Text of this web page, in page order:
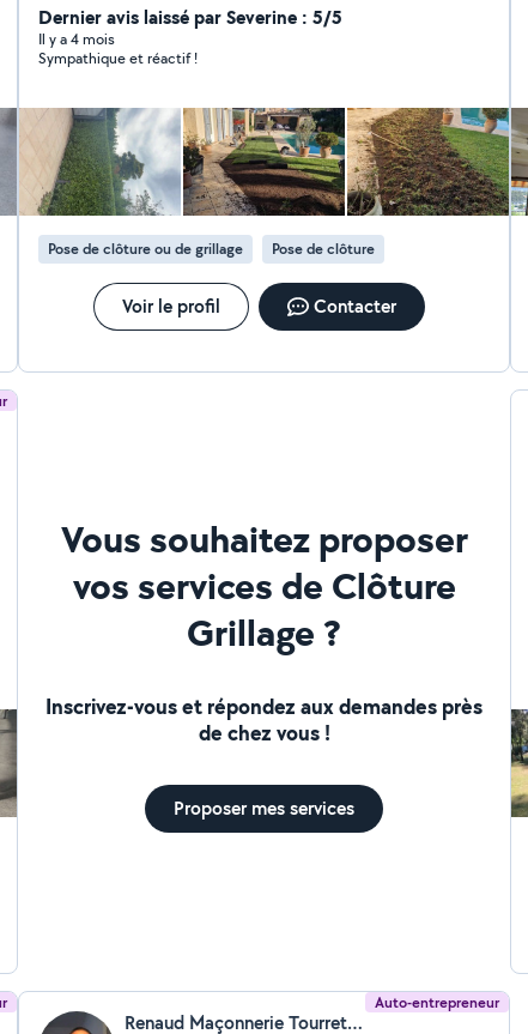
Dernier avis laissé par Severine : 5/5
Il y a 4 mois
Sympathique et réactif !
Pose de clôture ou de grillage Pose de clôture
Voir le profil Contacter
Vous souhaitez proposer
vos services de Clôture
Grillage ?
Inscrivez-vous et répondez aux demandes près
de chez vous !
Proposer mes services
Auto-entrepreneur
Renaud Maçonnerie Tourrettes (RENAUD MAÇONNERIE)